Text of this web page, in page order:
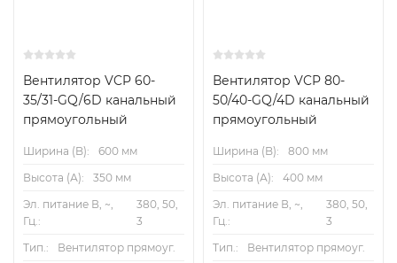
Вентилятор VCP 60-
35/31-GQ/6D канальный
прямоугольный
Ширина (B):
600 мм
Высота (А):
350 мм
Эл. питание В, ~,
Гц.:
380, 50,
3
Тип.:
Вентилятор прямоуг.
Вентилятор VCP 80-
50/40-GQ/4D канальный
прямоугольный
Ширина (B):
800 мм
Высота (А):
400 мм
Эл. питание В, ~,
Гц.:
380, 50,
3
Тип.:
Вентилятор прямоуг.